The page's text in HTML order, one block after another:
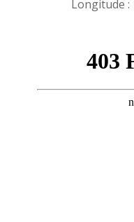
Longitude :